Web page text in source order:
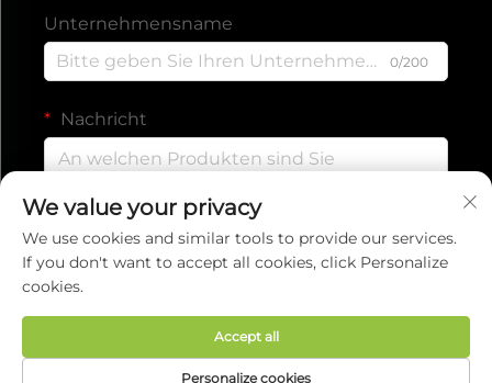
Unternehmensname
0/200
Nachricht
Copyright © 2025 von EVERISE FITNESS CO.,
We value your privacy
We use cookies and similar tools to provide our services.
If you don't want to accept all cookies, click Personalize
cookies.
Personalize cookies
Accept all